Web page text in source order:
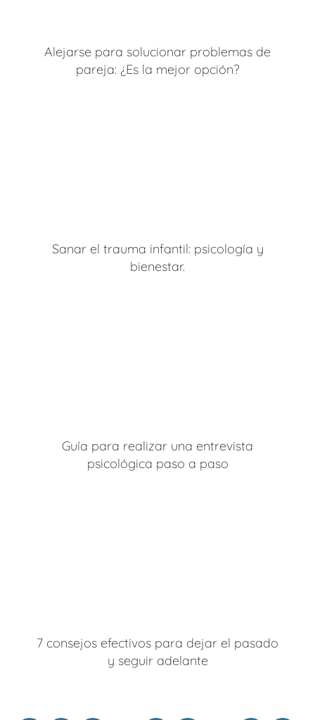
Alejarse para solucionar problemas de
pareja: ¿Es la mejor opción?
Sanar el trauma infantil: psicología y
bienestar.
Guía para realizar una entrevista
psicológica paso a paso
7 consejos efectivos para dejar el pasado
y seguir adelante